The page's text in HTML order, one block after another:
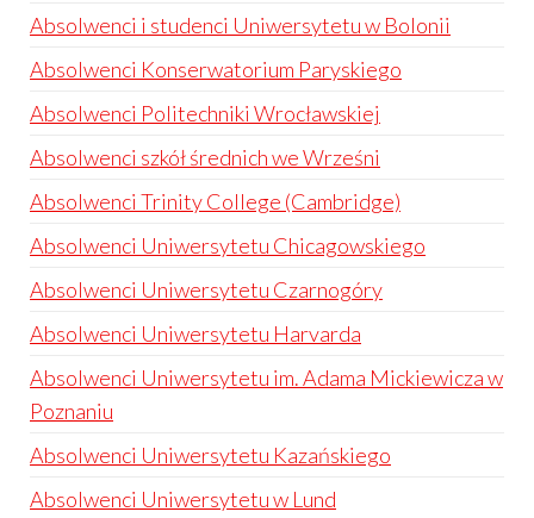
Absolwenci i studenci Uniwersytetu w Bolonii
Absolwenci Konserwatorium Paryskiego
Absolwenci Politechniki Wrocławskiej
Absolwenci szkół średnich we Wrześni
Absolwenci Trinity College (Cambridge)
Absolwenci Uniwersytetu Chicagowskiego
Absolwenci Uniwersytetu Czarnogóry
Absolwenci Uniwersytetu Harvarda
Absolwenci Uniwersytetu im. Adama Mickiewicza w
Poznaniu
Absolwenci Uniwersytetu Kazańskiego
Absolwenci Uniwersytetu w Lund